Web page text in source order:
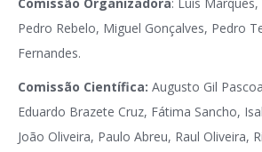
Pedro Rebelo, Miguel Gonçalves, Pedro
Fernandes.
Comissão Científica: Augusto Gil
Eduardo Brazete Cruz, Fátima Sancho,
João Oliveira, Paulo Abreu, Raul Oliveira,